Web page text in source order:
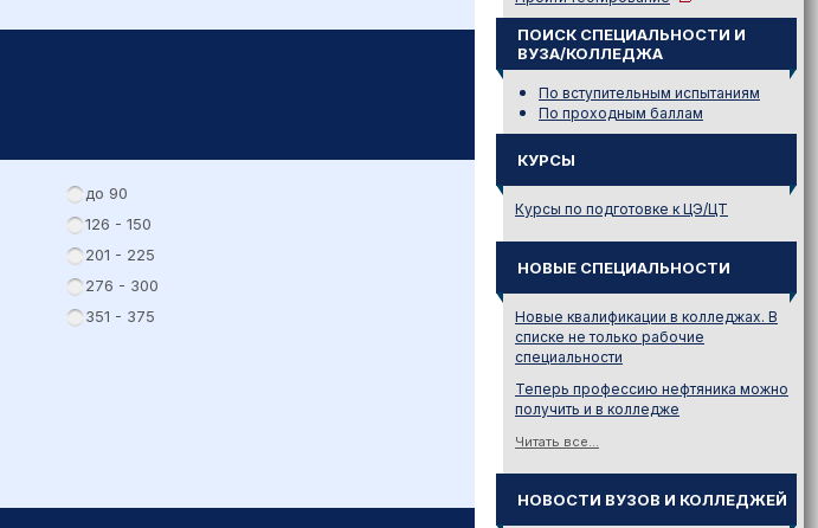
до 90
126 - 150
201 - 225
276 - 300
351 - 375
ПОИСК СПЕЦИАЛЬНОСТИ И
ВУЗА/КОЛЛЕДЖА
По вступительным испытаниям
По проходным баллам
КУРСЫ
Курсы по подготовке к ЦЭ/ЦТ
НОВЫЕ СПЕЦИАЛЬНОСТИ
Новые квалификации в колледжах. В
списке не только рабочие
специальности
Теперь профессию нефтяника можно
получить и в колледже
Читать все...
НОВОСТИ ВУЗОВ И КОЛЛЕДЖЕЙ